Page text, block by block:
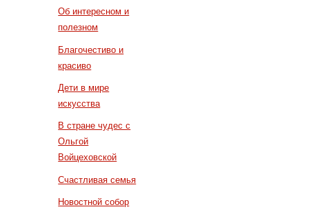
Об интересном и
полезном
Благочестиво и
красиво
Дети в мире
искусства
В стране чудес с
Ольгой
Войцеховской
Счастливая семья
Новостной собор